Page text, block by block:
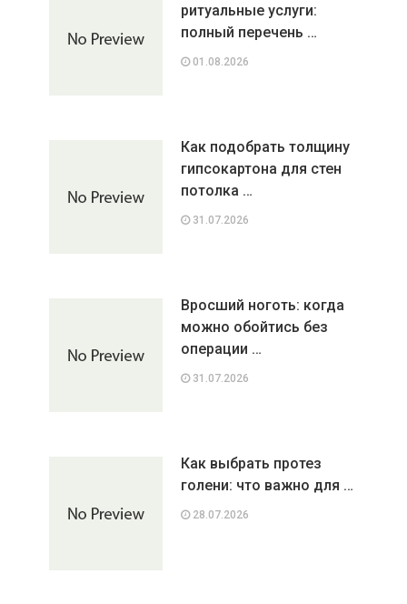
ритуальные услуги:
полный перечень …
01.08.2026
Как подобрать толщину
гипсокартона для стен
потолка …
31.07.2026
Вросший ноготь: когда
можно обойтись без
операции …
31.07.2026
Как выбрать протез
голени: что важно для …
28.07.2026